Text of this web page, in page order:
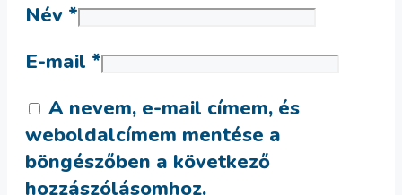
Név *
E-mail *
A nevem, e-mail címem, és
weboldalcímem mentése a
böngészőben a következő
hozzászólásomhoz.